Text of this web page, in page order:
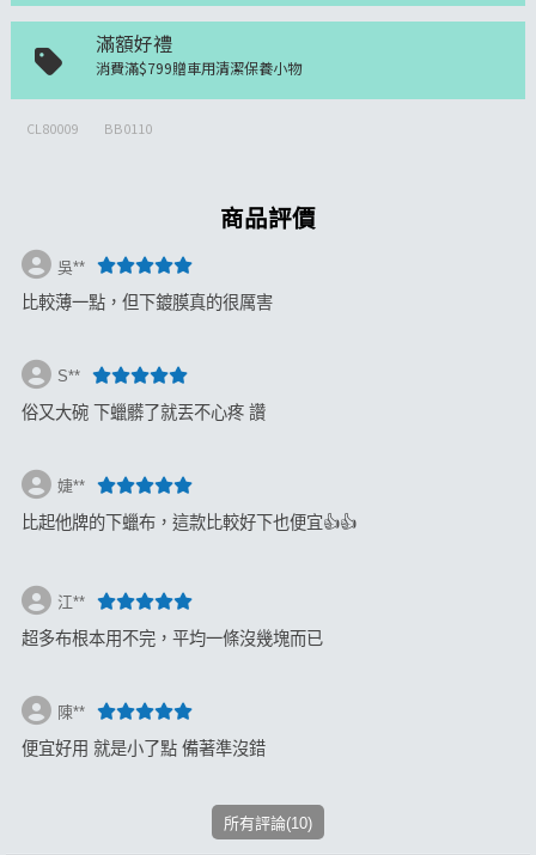
滿額好禮
消費滿$799贈車用清潔保養小物
CL80009 BB0110
商品評價
吳**
比較薄一點，但下鍍膜真的很厲害
S**
俗又大碗 下蠟髒了就丟不心疼 讚
婕**
比起他牌的下蠟布，這款比較好下也便宜👍👍
江**
超多布根本用不完，平均一條沒幾塊而已
陳**
便宜好用 就是小了點 備著準沒錯
所有評論(10)